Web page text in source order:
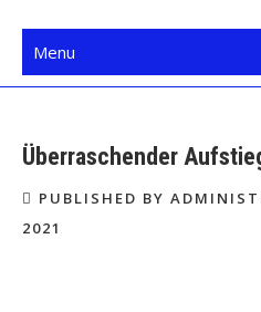
content
TV Isselhorst
Menu
Überraschender
PUBLISHED BY
2021